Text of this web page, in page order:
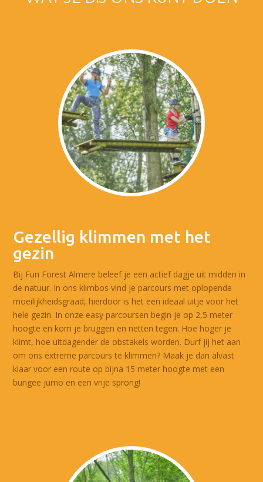
Gezellig klimmen met het
gezin
Bij Fun Forest Almere beleef je een actief dagje uit midden in
de natuur. In ons klimbos vind je parcours met oplopende
moeilijkheidsgraad, hierdoor is het een ideaal uitje voor het
hele gezin. In onze easy parcoursen begin je op 2,5 meter
hoogte en kom je bruggen en netten tegen. Hoe hoger je
klimt, hoe uitdagender de obstakels worden. Durf jij het aan
om ons extreme parcours te klimmen? Maak je dan alvast
klaar voor een route op bijna 15 meter hoogte met een
bungee jumo en een vrije sprong!